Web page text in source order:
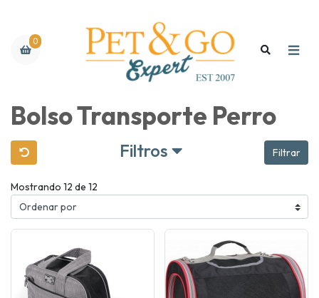
0
Bolso Transporte Perro
Filtros Filtrar
Mostrando 12 de 12